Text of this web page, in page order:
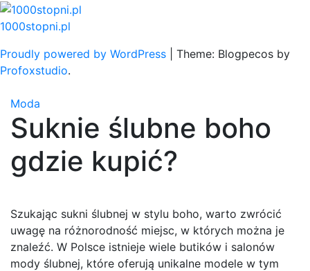
Skip
to
1000stopni.pl
Proudly powered by WordPress
Theme: Blogpecos by
Profoxstudio.
Moda
Suknie ślubne boho
gdzie kupić?
Szukając sukni ślubnej w stylu boho, warto zwrócić
uwagę na różnorodność miejsc, w których można je
znaleźć. W Polsce istnieje wiele butików i salonów
mody ślubnej, które oferują unikalne modele w tym